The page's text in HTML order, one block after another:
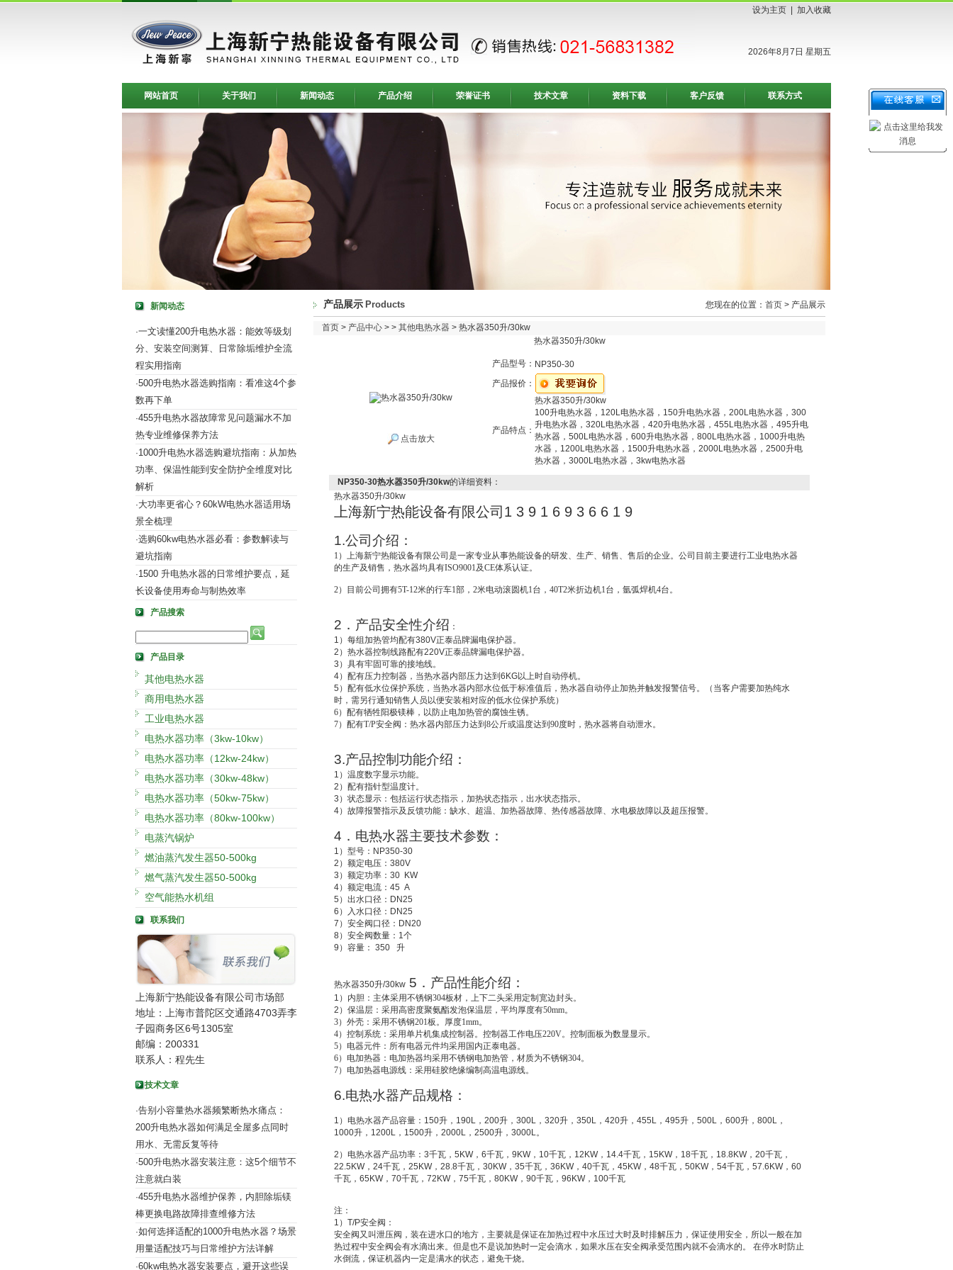
设为主页 加入收藏
2026年8月7日 星期五
网站首页 关于我们 新闻动态 产品介绍 荣誉证书 技术文章 资料下载 客户反馈 联系方式
新闻动态
·一文读懂200升电热水器：能效等级划
分、安装空间测算、日常除垢维护全流
程实用指南
·500升电热水器选购指南：看准这4个参
数再下单
·455升电热水器故障常见问题漏水不加
热专业维修保养方法
·1000升电热水器选购避坑指南：从加热
功率、保温性能到安全防护全维度对比
解析
·大功率更省心？60kW电热水器适用场
景全梳理
·选购60kw电热水器必看：参数解读与
避坑指南
·1500 升电热水器的日常维护要点，延
长设备使用寿命与制热效率
产品搜索
产品目录
其他电热水器
商用电热水器
工业电热水器
电热水器功率（3kw-10kw）
电热水器功率（12kw-24kw）
电热水器功率（30kw-48kw）
电热水器功率（50kw-75kw）
电热水器功率（80kw-100kw）
电蒸汽锅炉
燃油蒸汽发生器50-500kg
燃气蒸汽发生器50-500kg
空气能热水机组
联系我们
上海新宁热能设备有限公司市场部
地址：上海市普陀区交通路4703弄李
子园商务区6号1305室
邮编：200331
联系人：程先生
技术文章
·告别小容量热水器频繁断热水痛点：
200升电热水器如何满足全屋多点同时
用水、无需反复等待
·500升电热水器安装注意：这5个细节不
注意就白装
·455升电热水器维护保养，内胆除垢镁
棒更换电路故障排查维修方法
·如何选择适配的1000升电热水器？场景
用量适配技巧与日常维护方法详解
·60kw电热水器安装要点，避开这些误
产品展示 Products 您现在的位置： 首页 > 产品展示
首页 > 产品中心 > > 其他电热水器 > 热水器350升/30kw
热水器350升/30kw
点击放大
产品型号： NP350-30
产品报价：
产品特点：
热水器350升/30kw
100升电热水器，120L电热水器，150升电热水器，200L电热水器，300
升电热水器，320L电热水器，420升电热水器，455L电热水器，495升电
热水器，500L电热水器，600升电热水器，800L电热水器，1000升电热
水器，1200L电热水器，1500升电热水器，2000L电热水器，2500升电
热水器，3000L电热水器，3kw电热水器
NP350-30热水器350升/30kw的详细资料：
热水器350升/30kw
上海新宁热能设备有限公司 1 3 9 1 6 9 3 6 6 1 9
1.公司介绍：
1 ）上海新宁热能设备有限公司是一家专业从事热能设备的研发、生产、销售、售后的企业。公司目前主要进行工业电热水器
的生产及销售，热水器均具有ISO9001及CE体系认证。
2）目前公司拥有5T-12米的行车1部，2米电动滚圆机1台，40T2米折边机1台，氩弧焊机4台。
2 ．产品安全性介绍 ：
1 ）每组加热管均配有380V正泰品牌漏电保护器。
2 ）热水器控制线路配有220V正泰品牌漏电保护器。
3 ）具有牢固可靠的接地线。
4）配有压力控制器，当热水器内部压力达到 6KG以上时自动停机。
5 ）配有低水位保护系统， 当热水器内部水位低于标准值后，热水器自动停止加热并触发报警信号。（当客户需要加热纯水
时，需另行通知销售人员以便安装相对应的低水位保护系统）
6）配有牺牲阳极镁棒，以防止电加热管的腐蚀生锈。
7）配有T/P安全阀：热水器内部压力达到8公斤或温度达到90度时，热水器将自动泄水。
3.产品控制功能介绍：
1 ）温度数字显示功能。
2 ）配有指针型温度计。
3 ）状态显示：包括运行状态指示，加热状态指示，出水状态指示。
4）故障报警指示及反馈功能：缺水、超温、加热器故障、热传感器故障、水电极故障以及超压报警。
4 ．电热水器主要技术参数：
1 ）型号： NP350-30
2 ）额定电压： 380V
3 ）额定功率： 30 KW
4）额定电流： 45 A
5 ）出水口径： DN25
6 ）入水口径： DN25
7 ）安全阀口径： DN20
8）安全阀数量： 1个
9 ）容量： 350 升
热水器350升/30kw 5 ．产品性能介绍：
1 ） 内胆：主体采用不锈钢304板材，上下二头采用定制宽边封头。
2 ） 保温层：采用高密度聚氨酯发泡保温层，平均厚度有50mm。
3）外壳：采用不锈钢201板。厚度1mm。
4）控制系统：采用单片机集成控制器。控制器工作电压220V。控制面板为数显显示。
5）电器元件：所有电器元件均采用国内正泰电器。
6）电加热器：电加热器均采用不锈钢电加热管，材质为不锈钢304。
7）电加热器电源线：采用硅胶绝缘编制高温电源线。
6.电热水器产品规格：
1 ）电热水器产品容量： 150升 ， 190L ， 200升 ， 300L ， 320升 ， 350L ， 420升 ， 455L ， 495升 ， 500L ， 600升 ， 800L ，
1000升 ， 1200L ， 1500升 ， 2000L ， 2500升 ， 3000L。
2 ）电热水器产品功率： 3千瓦， 5KW， 6千瓦， 9KW， 10千瓦， 12KW， 14.4千瓦， 15KW， 18千瓦， 18.8KW， 20千瓦，
22.5KW， 24千瓦， 25KW， 28.8千瓦， 30KW， 35千瓦， 36KW， 40千瓦， 45KW， 48千瓦， 50KW， 54千瓦， 57.6KW， 60
千瓦， 65KW， 70千瓦， 72KW， 75千瓦， 80KW， 90千瓦， 96KW， 100千瓦
注：
1 ） T/P安全阀：
安全阀又叫泄压阀 ，装在进水口的地方，主要就是保证在加热过程中水压过大时及时排解压力，保证使用安全，所以一般在加
热过程中安全阀会有水滴出来。但是也不是说加热时一定会滴水，如果水压在安全阀承受范围内就不会滴水的。
在停水时防止
水倒流，保证机器内一定是满水的状态，避免干烧。